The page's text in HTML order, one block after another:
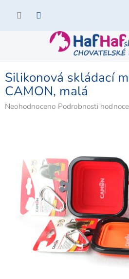
Silikonová skládací
CAMON, malá
Průměrné
hvězdiček.
Neohodnoceno Podrobnosti